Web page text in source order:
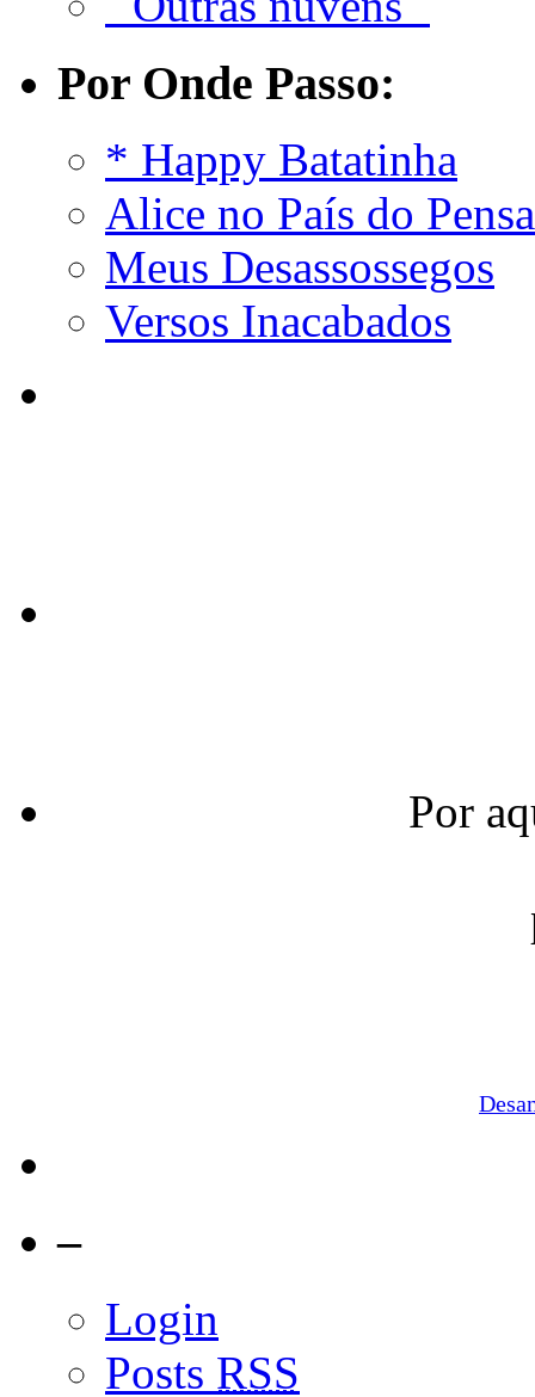
Por Onde Passo:
* Happy Batatinha
Alice no País do
Meus Desassossegos
Versos Inacabados
Por
–
Login
Posts RSS